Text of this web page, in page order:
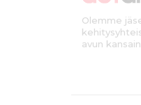
Olemme
avun